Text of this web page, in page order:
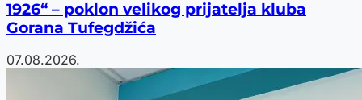
1926“ – poklon velikog prijatelja kluba
Gorana Tufegdžića
07.08.2026.